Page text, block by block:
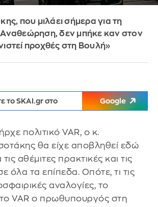
που μιλάει σήμερα για τη
Αναθεώρηση, δεν μπήκε καν στον
προχθές στη Βουλή»
το SKAI.gr στο Google
πολιτικό VAR, ο κ.
θα είχε αποβληθεί εδώ
αθέμιτες πρακτικές και τις
όλα τα επίπεδα. Οπότε, τι τις
αναλογίες, το
το VAR ο πρωθυπουργός στη